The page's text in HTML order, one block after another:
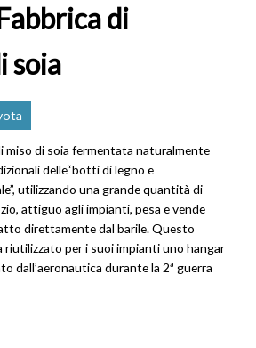
di
soia
di soia fermentata naturalmente
delle“botti di legno e
utilizzando una grande quantità di
attiguo agli impianti, pesa e vende
direttamente dal barile. Questo
per i suoi impianti uno hangar
dall’aeronautica durante la 2ª guerra